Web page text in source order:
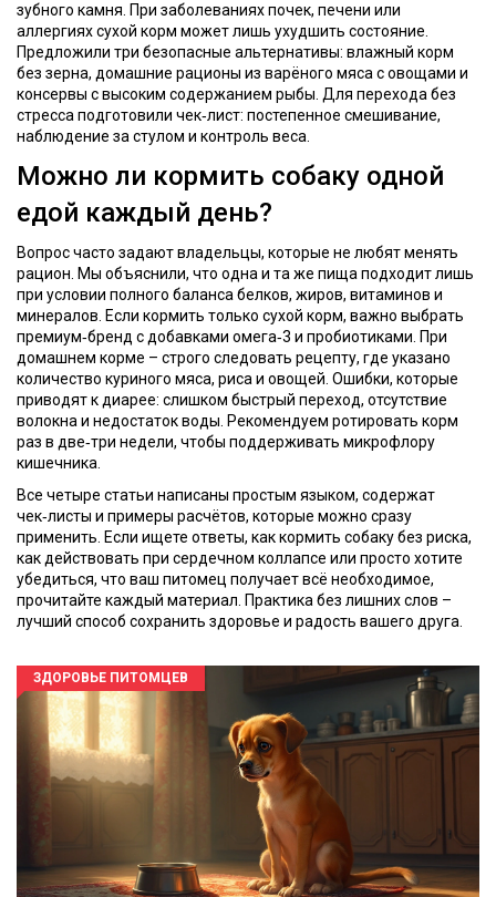
зубного камня. При заболеваниях почек, печени или
аллергиях сухой корм может лишь ухудшить состояние.
Предложили три безопасные альтернативы: влажный корм
без зерна, домашние рационы из варёного мяса с овощами и
консервы с высоким содержанием рыбы. Для перехода без
стресса подготовили чек‑лист: постепенное смешивание,
наблюдение за стулом и контроль веса.
Можно ли кормить собаку одной
едой каждый день?
Вопрос часто задают владельцы, которые не любят менять
рацион. Мы объяснили, что одна и та же пища подходит лишь
при условии полного баланса белков, жиров, витаминов и
минералов. Если кормить только сухой корм, важно выбрать
премиум‑бренд с добавками омега‑3 и пробиотиками. При
домашнем корме – строго следовать рецепту, где указано
количество куриного мяса, риса и овощей. Ошибки, которые
приводят к диарее: слишком быстрый переход, отсутствие
волокна и недостаток воды. Рекомендуем ротировать корм
раз в две‑три недели, чтобы поддерживать микрофлору
кишечника.
Все четыре статьи написаны простым языком, содержат
чек‑листы и примеры расчётов, которые можно сразу
применить. Если ищете ответы, как кормить собаку без риска,
как действовать при сердечном коллапсе или просто хотите
убедиться, что ваш питомец получает всё необходимое,
прочитайте каждый материал. Практика без лишних слов –
лучший способ сохранить здоровье и радость вашего друга.
ЗДОРОВЬЕ ПИТОМЦЕВ